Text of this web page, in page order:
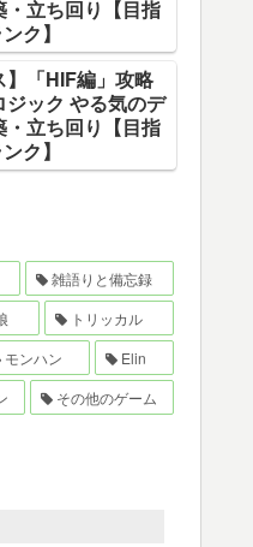
・立ち回り【目指
ク】
】「HIF編」攻略
ジック やる気のデ
・立ち回り【目指
ク】
雑語りと備忘録
トリッカル
モンハン
Elin
その他のゲーム